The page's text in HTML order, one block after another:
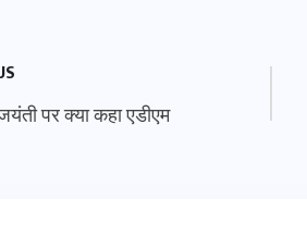
पर क्या कहा एडीएम